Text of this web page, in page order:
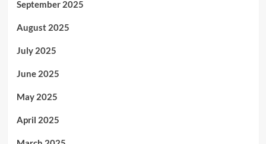
September 2025
August 2025
July 2025
June 2025
May 2025
April 2025